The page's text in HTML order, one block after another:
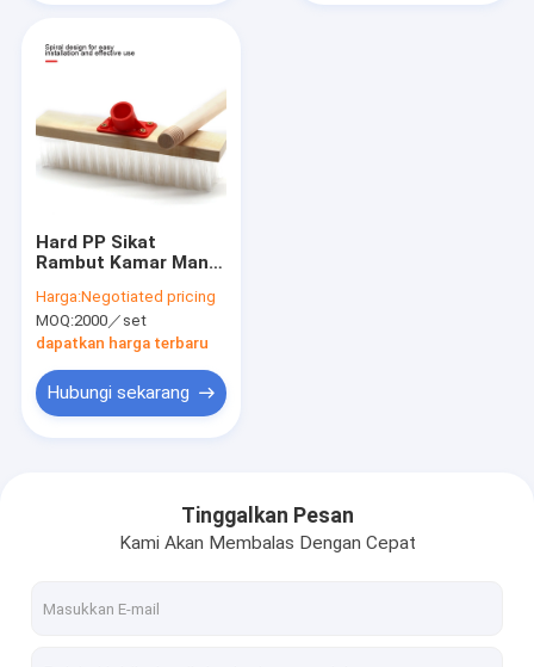
Hard PP Sikat
Rambut Kamar Mandi
Lantai Sikat
Genggam Kayu
Harga:Negotiated pricing
MOQ:2000／set
dapatkan harga terbaru
Hubungi sekarang
Tinggalkan Pesan
Kami Akan Membalas Dengan Cepat